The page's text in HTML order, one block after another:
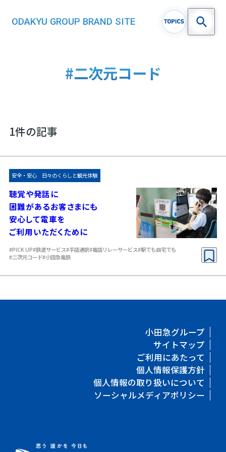
ODAKYU GROUP BRAND SITE
#二次元コード
1件の記事
安全・安心 日々のくらしと観光体験
聴覚や発話に
困難があるお客さまにも
安心して電車を
ご利用いただくために
#PICK UP#鉄道サービス#手話通訳#電話リレーサービス#駅でも自宅でも
#二次元コード#小田急電鉄
小田急グループ
サイトマップ
ご利用にあたって
個人情報保護方針
個人情報の取り扱いについて
ソーシャルメディアポリシー